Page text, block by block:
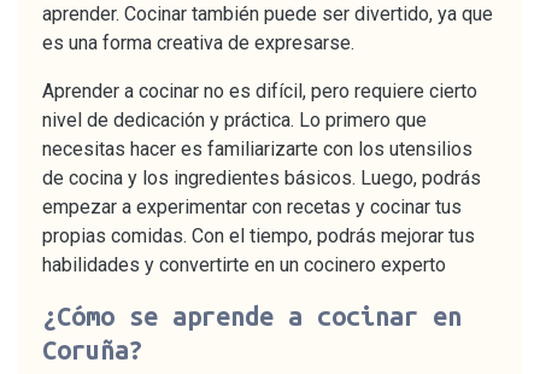
aprender. Cocinar también puede ser divertido, ya que
es una forma creativa de expresarse.
Aprender a cocinar no es difícil, pero requiere cierto
nivel de dedicación y práctica. Lo primero que
necesitas hacer es familiarizarte con los utensilios
de cocina y los ingredientes básicos. Luego, podrás
empezar a experimentar con recetas y cocinar tus
propias comidas. Con el tiempo, podrás mejorar tus
habilidades y convertirte en un cocinero experto
¿Cómo se aprende a cocinar en
Coruña?